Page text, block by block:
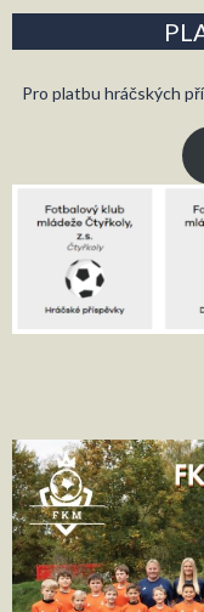
Pro platbu hráčských